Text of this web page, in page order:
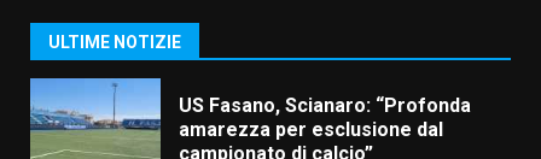
ULTIME NOTIZIE
2
Fasanese ferito a colpi di arma
da fuoco